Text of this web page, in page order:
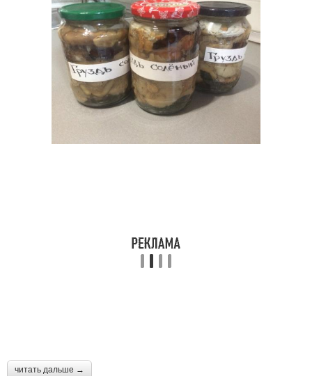
читать дальше →